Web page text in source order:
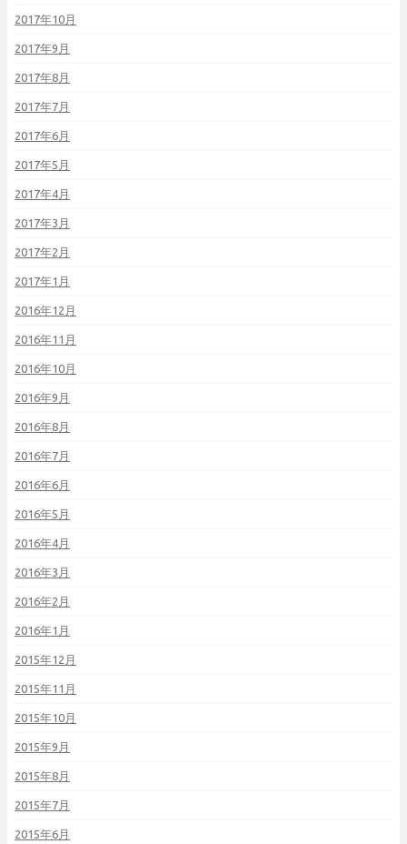
2017年10月
2017年9月
2017年8月
2017年7月
2017年6月
2017年5月
2017年4月
2017年3月
2017年2月
2017年1月
2016年12月
2016年11月
2016年10月
2016年9月
2016年8月
2016年7月
2016年6月
2016年5月
2016年4月
2016年3月
2016年2月
2016年1月
2015年12月
2015年11月
2015年10月
2015年9月
2015年8月
2015年7月
2015年6月